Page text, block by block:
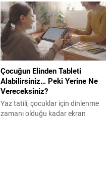
Çocuğun Elinden Tableti
Alabilirsiniz… Peki Yerine Ne
Vereceksiniz?
Yaz tatili, çocuklar için dinlenme
zamanı olduğu kadar ekran